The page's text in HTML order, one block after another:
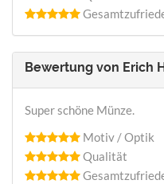
Bewertung von Erich
Super schöne Münze.
Motiv / Optik
Qualität